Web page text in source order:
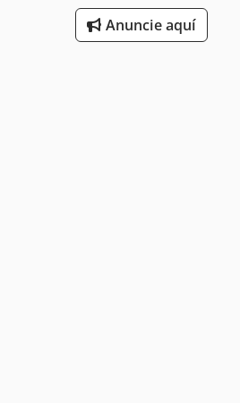
Anuncie aquí